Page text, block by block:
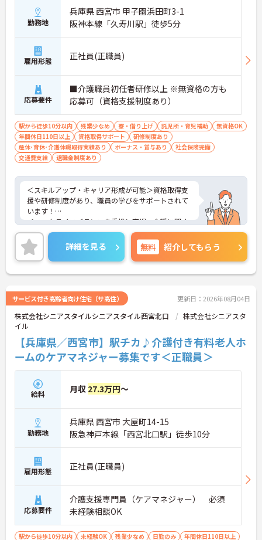
勤務地
兵庫県 西宮市 甲子園浜田町3-1
阪神本線「久寿川駅」徒歩5分
雇用形態 正社員(正職員)
応募要件
■介護職員初任者研修以上 ※無資格の方も
応募可（資格支援制度あり）
駅から徒歩10分以内 残業少なめ 寮・借り上げ 託児所・育児補助
無資格OK
年間休日110日以上
資格取得サポート
研修制度あり
産休･育休･介護休暇取得実績あり
ボーナス・賞与あり
社会保険完備
交通費支給
退職金制度あり
＜スキルアップ・キャリア形成が可能＞資格取得支
援や研修制度があり、職員の学びをサポートされて
います！
＜ワークライフバランスを重視＞育児・介護に関す
る制度や社宅制度、各種手当など、長く安心して働
きやすい環境が整っています。
＜寄り添ったケアの実施＞利用者さまに深く寄り添
ったサービスの提供を目指し、職員の専門性を高め
るような人材育成にも注力されています。
詳細をお話ししますのでお気軽にご相談ください！
詳細を見る 無料 紹介してもらう
サービス付き高齢者向け住宅（サ高住） 更新日：2026年08月04日
株式会社シニアスタイルシニアスタイル西宮北口
株式会社シニアスタ
イル
【兵庫県／西宮市】駅チカ♪介護付き有料老人ホ
ームのケアマネジャー募集です＜正職員＞
給料 月収 27.3万円～
勤務地
兵庫県 西宮市 大屋町14-15
阪急神戸本線「西宮北口駅」徒歩10分
雇用形態 正社員(正職員)
応募要件
介護支援専門員（ケアマネジャー） 必須
未経験相談OK
駅から徒歩10分以内 未経験OK 残業少なめ 日勤のみ 年間休日110日以上